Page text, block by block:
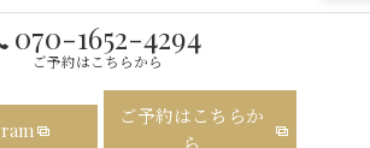
070-1652-4294
ご予約はこちらから
ご予約はこちらか